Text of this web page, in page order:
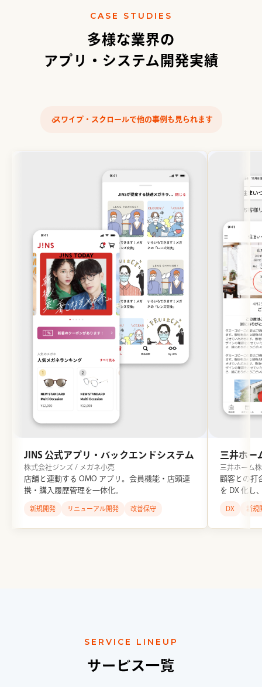
CASE STUDIES
多様な業界の
アプリ・システム開発実績
‹›スワイプ・スクロールで他の事例も見られます
JINS 公式アプリ・バックエンドシステム
株式会社ジンズ / メガネ小売
店舗と連動する OMO アプリ。会員機能・店頭連
携・購入履歴管理を一体化。
新規開発 リニューアル開発 改善保守
三井ホー
三井ホーム
顧客との打
を DX 化し
DX 新規
SERVICE LINEUP
サービス一覧